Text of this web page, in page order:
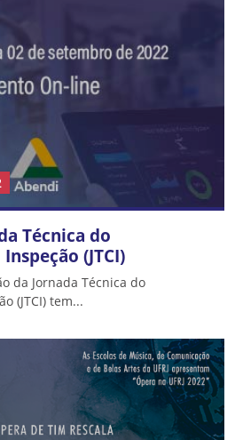
Técnica do
(JTCI)
da Jornada Técnica do
(JTCI) tem...